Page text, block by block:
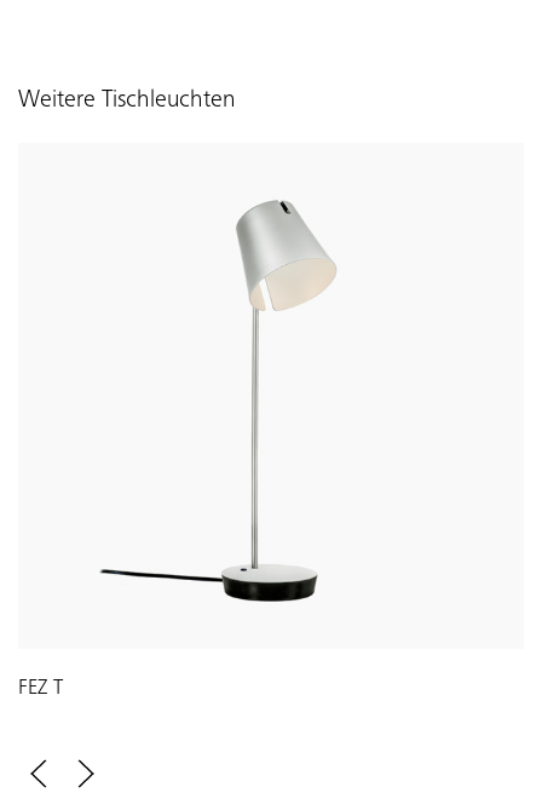
Weitere Tischleuchten
FEZ T